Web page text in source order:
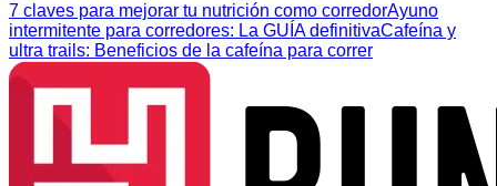
7 claves para mejorar tu nutrición como corredorAyuno
intermitente para corredores: La GUÍA definitivaCafeína y
ultra trails: Beneficios de la cafeína para correr